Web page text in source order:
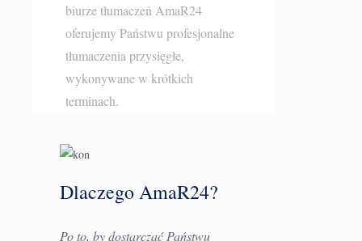
biurze tłumaczeń AmaR24
oferujemy Państwu profesjonalne
tłumaczenia przysięgłe,
wykonywane w krótkich
terminach.
Dlaczego AmaR24?
Po to, by dostarczać Państwu